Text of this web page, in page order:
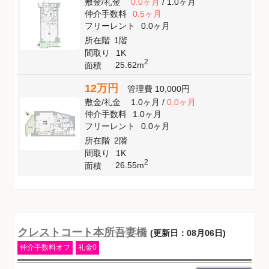
仲介手数料
0.5ヶ月
フリーレント
0.0ヶ月
所在階 1階
間取り
1K
面積
25.62m2
12万円 管理費 10,000円
敷金/礼金 1.0ヶ月/ 0.0ヶ月
仲介手数料
1.0ヶ月
フリーレント
0.0ヶ月
所在階 2階
間取り
1K
面積
26.55m2
クレストコート本所吾妻橋 (更新日：08月06日)
仲介手数料オフ 礼金0